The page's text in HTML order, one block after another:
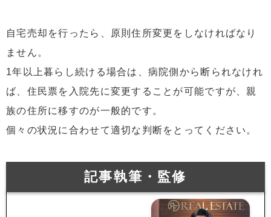
自宅売却を行ったら、原則住所変更をしなければなり
ません。
1年以上暮らし続ける場合は、病院側から断られなけれ
ば、住民票を入院先に変更することが可能ですが、親
族の住所に移すのが一般的です。
個々の状況に合わせて適切な判断をとってください。
記事執筆・監修